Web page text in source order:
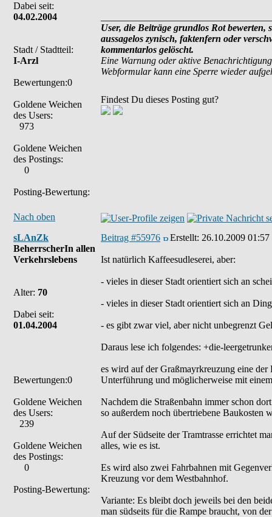
Dabei seit:
04.02.2004
Stadt / Stadtteil:
I-Arzl
Bewertungen:0
Goldene Weichen
des Users:
973
Goldene Weichen
des Postings:
0
Posting-Bewertung:
User, die Beiträge grundlos Rot
aussagelos zynisch, faktenfern oder
kommentarlos gelöscht.
Eine Warnung oder aktive
Webformular kann eine Sperre wieder
Findest Du dieses Posting gut?
Nach oben
sLAnZk
BeherrscherIn allen
Verkehrslebens
Alter: 70
Dabei seit:
01.04.2004
Bewertungen:0
Goldene Weichen
des Users:
239
Goldene Weichen
des Postings:
0
Posting-Bewertung:
Beitrag #55976 Erstellt: 26.10.2009 01:57
Ist natürlich Kaffeesudleserei, aber:
- vieles in dieser Stadt orientiert sich an
- vieles in dieser Stadt orientiert sich an
- es gibt zwar viel, aber nicht unbegrenzt
Daraus lese ich folgendes: +die-
es wird auf der Graßmayrkreuzung eine
Unterführung und möglicherweise mit
Nachdem die Straßenbahn immer schon
so außerdem noch übertriebene Baukosten
Auf der Südseite der Tramtrasse errichtet
alles, wie es ist.
Es wird also zwei Fahrbahnen mit
Kreuzung vor dem Westbahnhof.
Variante: Es bleibt doch jeweils bei den
man südseits für die Rampe braucht, von